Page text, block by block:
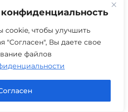
чтобы улучшить
"Согласен", Вы даете свое
файлов